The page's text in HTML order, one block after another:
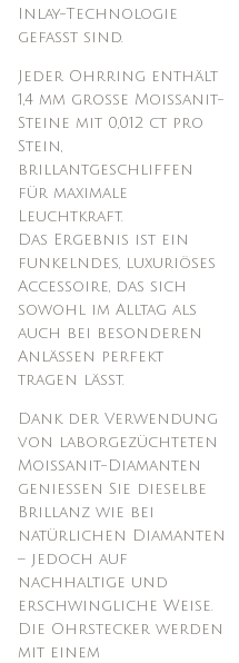
Inlay-Technologie
gefasst sind.
Jeder Ohrring enthält
1,4 mm große Moissanit-
Steine mit 0,012 ct pro
Stein,
brillantgeschliffen
für maximale
Leuchtkraft.
Das Ergebnis ist ein
funkelndes, luxuriöses
Accessoire, das sich
sowohl im Alltag als
auch bei besonderen
Anlässen perfekt
tragen lässt.
Dank der Verwendung
von laborgezüchteten
Moissanit-Diamanten
genießen Sie dieselbe
Brillanz wie bei
natürlichen Diamanten
– jedoch auf
nachhaltige und
erschwingliche Weise.
Die Ohrstecker werden
mit einem